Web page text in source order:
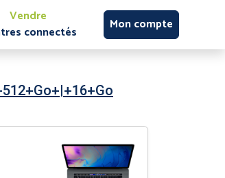
Vendre
connectés
Mon compte